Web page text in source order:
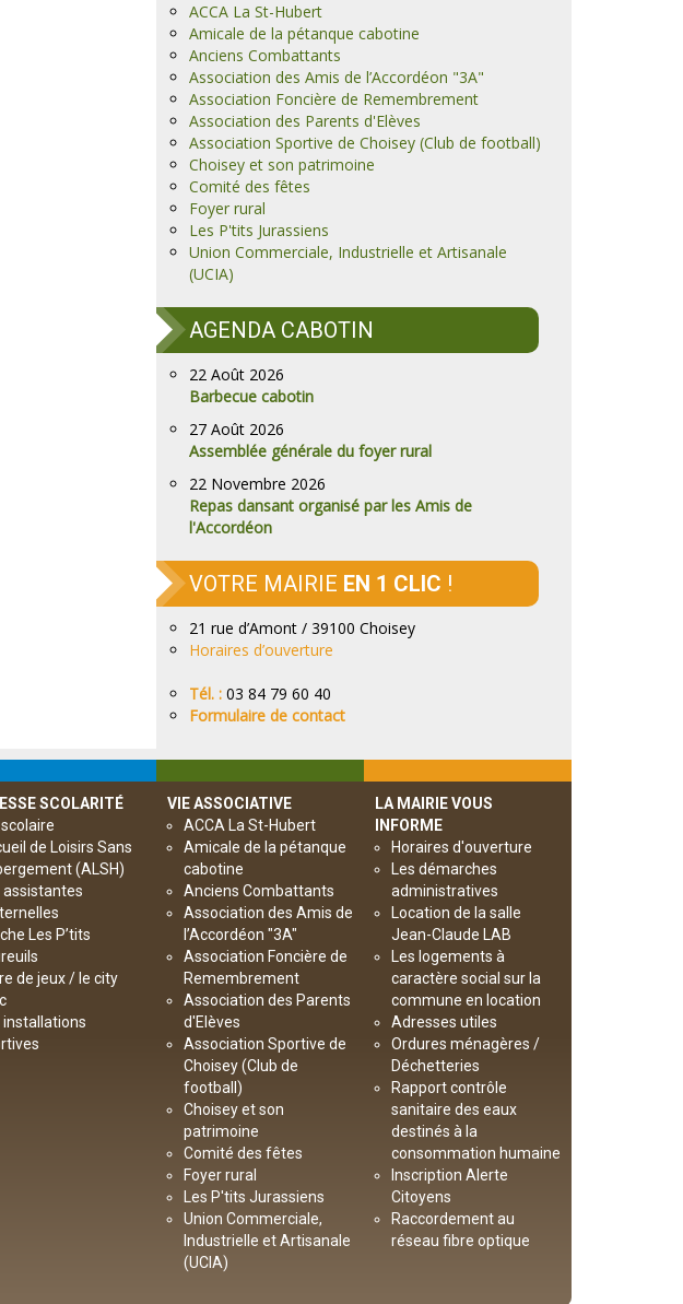
ACCA La St-Hubert
Amicale de la pétanque cabotine
Anciens Combattants
Association des Amis de l’Accordéon "3A"
Association Foncière de Remembrement
Association des Parents d'Elèves
Association Sportive de Choisey (Club de football)
Choisey et son patrimoine
Comité des fêtes
Foyer rural
Les P'tits Jurassiens
Union Commerciale, Industrielle et Artisanale
(UCIA)
AGENDA CABOTIN
22 Août 2026
Barbecue cabotin
27 Août 2026
Assemblée générale du foyer rural
22 Novembre 2026
Repas dansant organisé par les Amis de
l'Accordéon
VOTRE MAIRIE EN 1 CLIC !
21 rue d’Amont / 39100 Choisey
Horaires d’ouverture
Tél. : 03 84 79 60 40
Formulaire de contact
SCOLARITÉ
de Loisirs Sans
(ALSH)
assistantes
Les P’tits
de jeux / le city
installations
VIE ASSOCIATIVE
ACCA La St-Hubert
Amicale de la pétanque
cabotine
Anciens Combattants
Association des Amis de
l’Accordéon "3A"
Association Foncière de
Remembrement
Association des Parents
d'Elèves
Association Sportive de
Choisey (Club de
football)
Choisey et son
patrimoine
Comité des fêtes
Foyer rural
Les P'tits Jurassiens
Union Commerciale,
Industrielle et Artisanale
(UCIA)
LA MAIRIE VOUS
INFORME
Horaires d'ouverture
Les démarches
administratives
Location de la salle
Jean-Claude LAB
Les logements à
caractère social sur la
commune en location
Adresses utiles
Ordures ménagères /
Déchetteries
Rapport contrôle
sanitaire des eaux
destinés à la
consommation humaine
Inscription Alerte
Citoyens
Raccordement au
réseau fibre optique